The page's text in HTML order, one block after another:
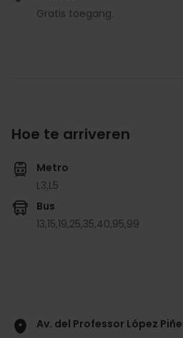
Gratis toegang.
Hoe te arriveren
Metro
L3,L5
Bus
13,15,19,25,35,40,95,99
Av. del Professor López